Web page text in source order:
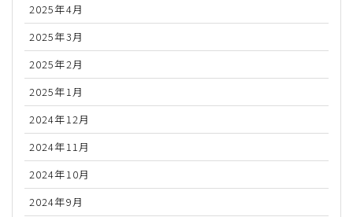
2025年4月
2025年3月
2025年2月
2025年1月
2024年12月
2024年11月
2024年10月
2024年9月